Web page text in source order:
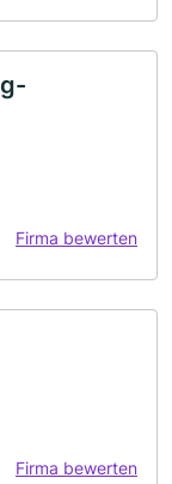
Firma bewerten
Firma bewerten